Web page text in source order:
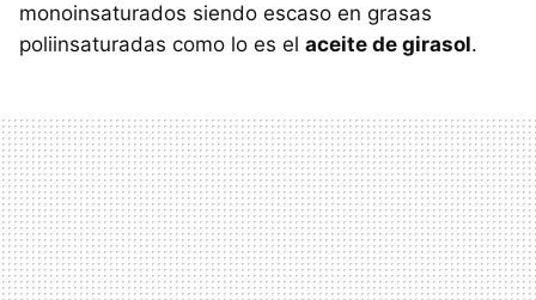
monoinsaturados siendo escaso en grasas
poliinsaturadas como lo es el aceite de girasol.